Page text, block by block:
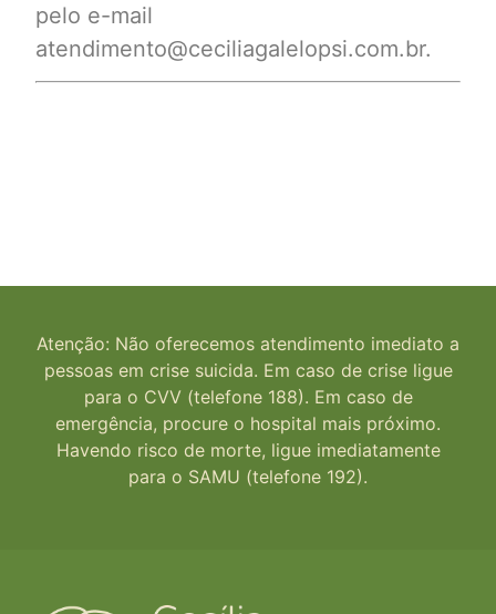
pelo e-mail
atendimento@ceciliagalelopsi.com.br.
Atenção: Não oferecemos atendimento imediato a
pessoas em crise suicida. Em caso de crise ligue
para o CVV (telefone 188). Em caso de
emergência, procure o hospital mais próximo.
Havendo risco de morte, ligue imediatamente
para o SAMU (telefone 192).